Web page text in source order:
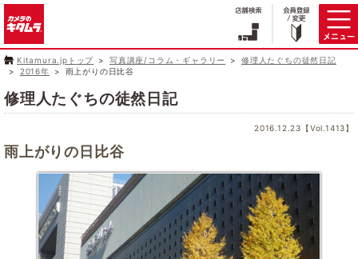
Kitamura.jpトップ 写真講座/コラム・ギャラリー
修理人たぐちの徒然日記
2016年
雨上がりの日比谷
修理人たぐちの徒然日記
2016.12.23【Vol.1413】
雨上がりの日比谷